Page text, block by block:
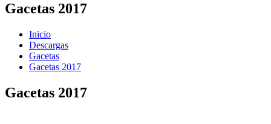
Gacetas 2017
Inicio
Descargas
Gacetas
Gacetas 2017
Gacetas 2017